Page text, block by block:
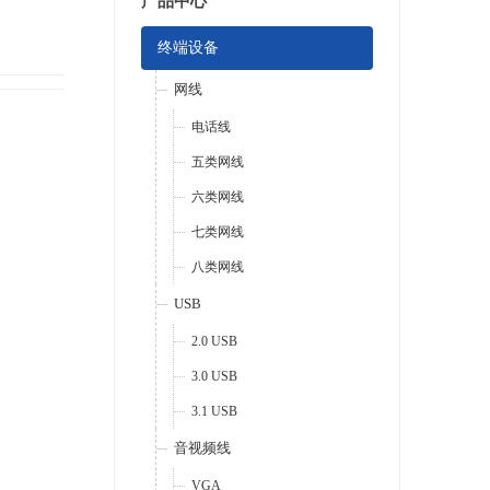
终端设备
网线
电话线
五类网线
六类网线
七类网线
八类网线
USB
2.0 USB
3.0 USB
3.1 USB
音视频线
VGA